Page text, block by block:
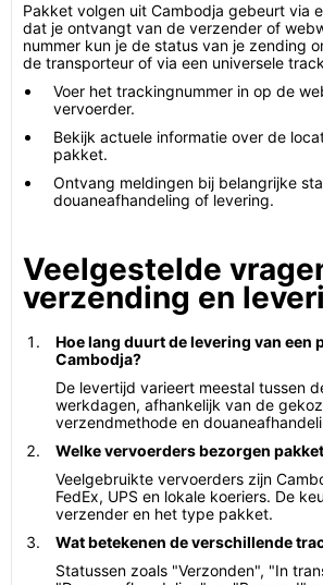
Pakket volgen uit Cambodja gebeurt via
dat je ontvangt van de verzender of
nummer kun je de status van je zending
de transporteur of via een universele
Voer het trackingnummer in op de
vervoerder.
Bekijk actuele informatie over de
pakket.
Ontvang meldingen bij belangrijke
douaneafhandeling of levering.
Veelgestelde
verzending en
Hoe lang duurt de levering van een
Cambodja?
De levertijd varieert meestal tussen
werkdagen, afhankelijk van de
verzendmethode en
Welke vervoerders bezorgen
Veelgebruikte vervoerders zijn
FedEx, UPS en lokale koeriers. De
verzender en het type pakket.
Wat betekenen de verschillende
Statussen zoals "Verzonden", "In